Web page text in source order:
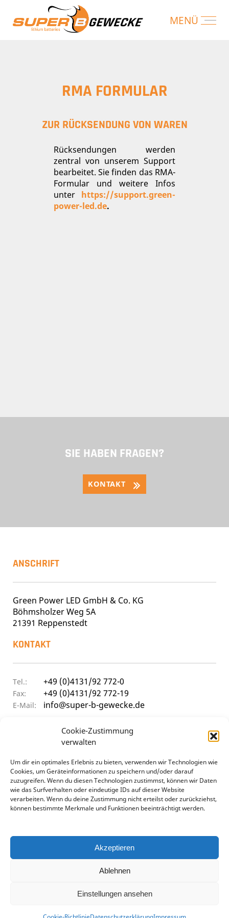
Cookie-Zustimmung
verwalten
Um dir ein optimales Erlebnis zu bieten, verwenden wir Technologien wie
Cookies, um Geräteinformationen zu speichern und/oder darauf
zuzugreifen. Wenn du diesen Technologien zustimmst, können wir Daten
wie das Surfverhalten oder eindeutige IDs auf dieser Website
verarbeiten. Wenn du deine Zustimmung nicht erteilst oder zurückziehst,
können bestimmte Merkmale und Funktionen beeinträchtigt werden.
Akzeptieren
Ablehnen
Einstellungen ansehen
RMA FORMULAR
ZUR RÜCKSENDUNG VON WAREN
Rücksendungen werden
zentral von unserem Support
bearbeitet. Sie finden das RMA-
Formular und weitere Infos
unter https://support.green-
power-led.de.
SIE HABEN FRAGEN?
KONTAKT
ANSCHRIFT
Green Power LED GmbH & Co. KG
Böhmsholzer Weg 5A
21391 Reppenstedt
KONTAKT
Tel.: +49 (0)4131/92 772-0
Fax: +49 (0)4131/92 772-19
E-Mail: info@super-b-gewecke.de
ÖFFNUNGSZEITEN
Mo–Do 9:30 - 12:00 Uhr & 14:00 - 17:00 Uhr
Frei 9:30 - 12:00 Uhr & 14:00 - 15:30 Uhr
Sa geschlossen